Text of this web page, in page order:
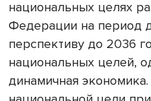
национальных целях
Федерации на период
перспективу до 2036
национальных целей,
динамичная